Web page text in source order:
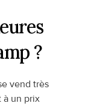
?
vend très
à un prix